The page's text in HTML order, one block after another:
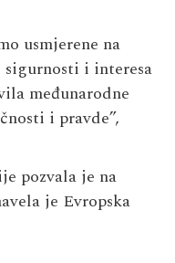
usmjerene na
sigurnosti i interesa
međunarodne
i pravde”,
pozvala je na
je Evropska